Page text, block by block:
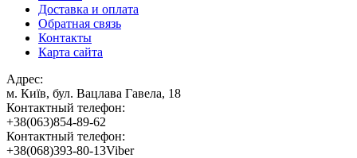
Доставка и оплата
Обратная связь
Контакты
Карта сайта
Адрес:
м. Київ, бул. Вацлава Гавела, 18
Контактный телефон:
+38(063)854-89-62
Контактный телефон:
+38(068)393-80-13Viber